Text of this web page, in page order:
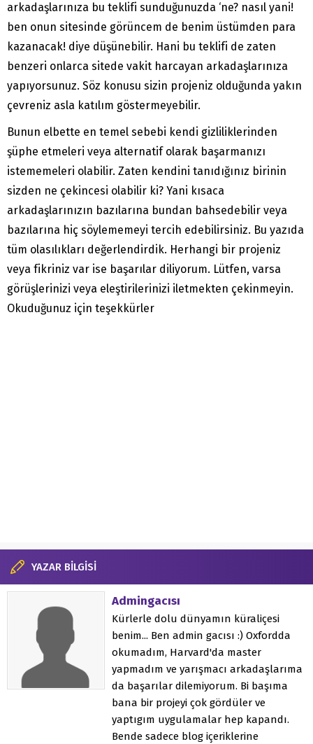
arkadaşlarınıza bu teklifi sunduğunuzda ‘ne? nasıl yani!
ben onun sitesinde görüncem de benim üstümden para
kazanacak! diye düşünebilir. Hani bu teklifi de zaten
benzeri onlarca sitede vakit harcayan arkadaşlarınıza
yapıyorsunuz. Söz konusu sizin projeniz olduğunda yakın
çevreniz asla katılım göstermeyebilir.
Bunun elbette en temel sebebi kendi gizliliklerinden
şüphe etmeleri veya alternatif olarak başarmanızı
istememeleri olabilir. Zaten kendini tanıdığınız birinin
sizden ne çekincesi olabilir ki? Yani kısaca
arkadaşlarınızın bazılarına bundan bahsedebilir veya
bazılarına hiç söylememeyi tercih edebilirsiniz. Bu yazıda
tüm olasılıkları değerlendirdik. Herhangi bir projeniz
veya fikriniz var ise başarılar diliyorum. Lütfen, varsa
görüşlerinizi veya eleştirilerinizi iletmekten çekinmeyin.
Okuduğunuz için teşekkürler
YAZAR BİLGİSİ
Admingacısı
Kürlerle dolu dünyamın küraliçesi
benim... Ben admin gacısı :) Oxfordda
okumadım, Harvard'da master
yapmadım ve yarışmacı arkadaşlarıma
da başarılar dilemiyorum. Bi başıma
bana bir projeyi çok gördüler ve
yaptıgım uygulamalar hep kapandı.
Bende sadece blog içeriklerine